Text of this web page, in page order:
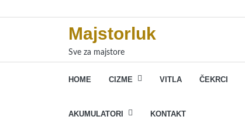
to
Majstorluk
Sve za majstore
HOME CIZME VITLA ČEKRCI
AKUMULATORI KONTAKT